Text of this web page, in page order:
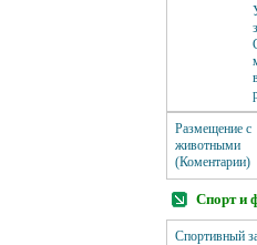
Размещение с
животными
(Коментарии)
Спорт и
Спортивный